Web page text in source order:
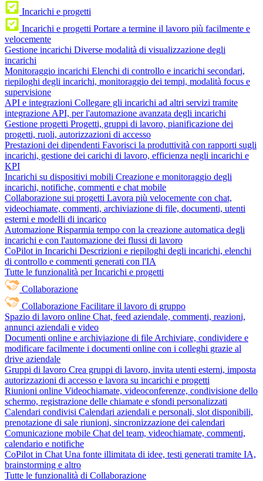
Incarichi e progetti
Incarichi e progetti Portare a termine il lavoro più facilmente e
velocemente
Gestione incarichi Diverse modalità di visualizzazione degli
incarichi
Monitoraggio incarichi Elenchi di controllo e incarichi secondari,
riepiloghi degli incarichi, monitoraggio dei tempi, modalità focus e
supervisione
API e integrazioni Collegare gli incarichi ad altri servizi tramite
integrazione API, per l'automazione avanzata degli incarichi
Gestione progetti Progetti, gruppi di lavoro, pianificazione dei
progetti, ruoli, autorizzazioni di accesso
Prestazioni dei dipendenti Favorisci la produttività con rapporti sugli
incarichi, gestione dei carichi di lavoro, efficienza negli incarichi e
KPI
Incarichi su dispositivi mobili Creazione e monitoraggio degli
incarichi, notifiche, commenti e chat mobile
Collaborazione sui progetti Lavora più velocemente con chat,
videochiamate, commenti, archiviazione di file, documenti, utenti
esterni e modelli di incarico
Automazione Risparmia tempo con la creazione automatica degli
incarichi e con l'automazione dei flussi di lavoro
CoPilot in Incarichi Descrizioni e riepiloghi degli incarichi, elenchi
di controllo e commenti generati con l'IA
Tutte le funzionalità per Incarichi e progetti
Collaborazione
Collaborazione Facilitare il lavoro di gruppo
Spazio di lavoro online Chat, feed aziendale, commenti, reazioni,
annunci aziendali e video
Documenti online e archiviazione di file Archiviare, condividere e
modificare facilmente i documenti online con i colleghi grazie al
drive aziendale
Gruppi di lavoro Crea gruppi di lavoro, invita utenti esterni, imposta
autorizzazioni di accesso e lavora su incarichi e progetti
Riunioni online Videochiamate, videoconferenze, condivisione dello
schermo, registrazione delle chiamate e sfondi personalizzati
Calendari condivisi Calendari aziendali e personali, slot disponibili,
prenotazione di sale riunioni, sincronizzazione dei calendari
Comunicazione mobile Chat del team, videochiamate, commenti,
calendario e notifiche
CoPilot in Chat Una fonte illimitata di idee, testi generati tramite IA,
brainstorming e altro
Tutte le funzionalità di Collaborazione